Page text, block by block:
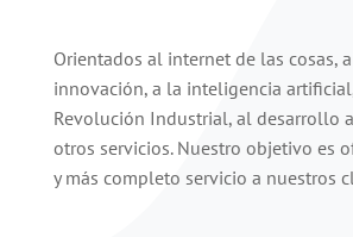
Orientados al internet de las cosas,
innovación, a la inteligencia
Revolución Industrial, al desarrollo
otros servicios. Nuestro objetivo es
y más completo servicio a nuestros